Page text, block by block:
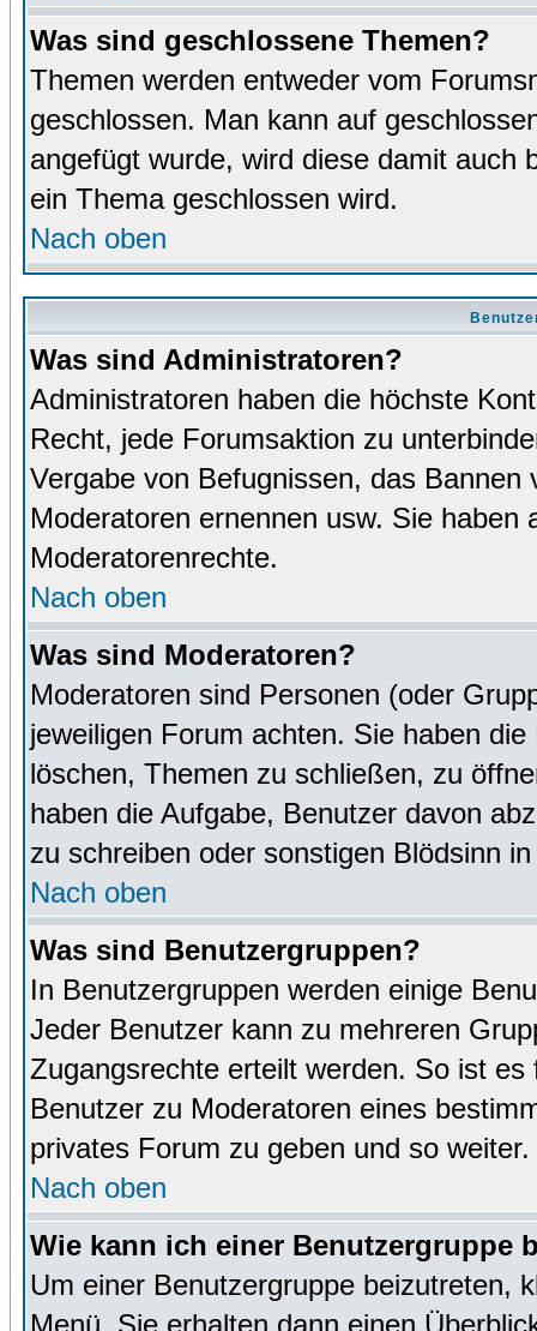
Was sind geschlossene Themen?
Themen werden entweder vom
geschlossen. Man kann auf
angefügt wurde, wird diese damit auch
ein Thema geschlossen wird.
Nach oben
Was sind Administratoren?
Administratoren haben die höchste
Recht, jede Forumsaktion zu
Vergabe von Befugnissen, das
Moderatoren ernennen usw. Sie
Moderatorenrechte.
Nach oben
Was sind Moderatoren?
Moderatoren sind Personen (oder
jeweiligen Forum achten. Sie haben
löschen, Themen zu schließen, zu
haben die Aufgabe, Benutzer davon
zu schreiben oder sonstigen Blödsinn
Nach oben
Was sind Benutzergruppen?
In Benutzergruppen werden einige
Jeder Benutzer kann zu mehreren
Zugangsrechte erteilt werden. So ist
Benutzer zu Moderatoren eines
privates Forum zu geben und so weiter.
Nach oben
Wie kann ich einer Benutzergruppe
Um einer Benutzergruppe beizutreten,
Menü. Sie erhalten dann einen